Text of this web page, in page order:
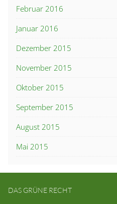
Februar 2016
Januar 2016
Dezember 2015
November 2015
Oktober 2015
September 2015
August 2015
Mai 2015
DAS GRÜNE RECHT